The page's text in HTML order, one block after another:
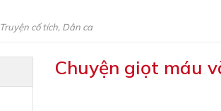
Truyện cổ tích, Dân ca
Chuyện giọt máu